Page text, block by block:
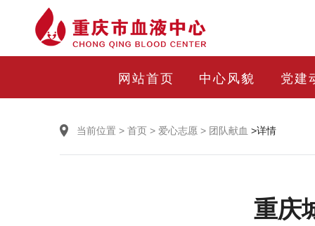
网站首页 中心风貌 党建
当前位置 > 首页 > 爱心志愿 > 团队献血 >详情
重庆